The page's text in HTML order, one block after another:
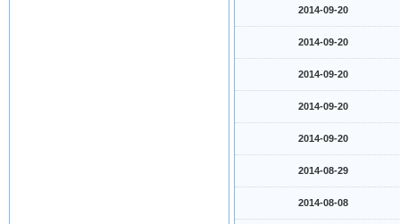
2014-09-20
2014-09-20
2014-09-20
2014-09-20
2014-09-20
2014-08-29
2014-08-08